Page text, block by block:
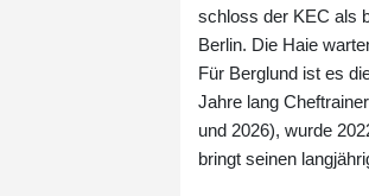
schloss der KEC als
Berlin. Die Haie
Für Berglund ist es
Jahre lang
und 2026), wurde
bringt seinen